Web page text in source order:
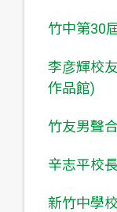
竹中第30
李彦輝校
作品館)
竹友男聲
辛志平校
新竹中學